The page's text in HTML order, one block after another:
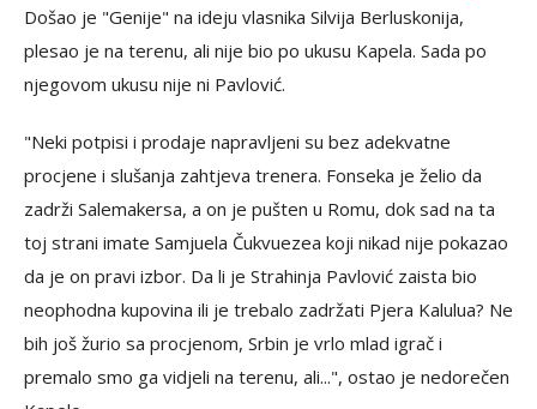
Došao je "Genije" na ideju vlasnika Silvija Berluskonija,
plesao je na terenu, ali nije bio po ukusu Kapela. Sada po
njegovom ukusu nije ni Pavlović.
"Neki potpisi i prodaje napravljeni su bez adekvatne
procjene i slušanja zahtjeva trenera. Fonseka je želio da
zadrži Salemakersa, a on je pušten u Romu, dok sad na ta
toj strani imate Samjuela Čukvuezea koji nikad nije pokazao
da je on pravi izbor. Da li je Strahinja Pavlović zaista bio
neophodna kupovina ili je trebalo zadržati Pjera Kalulua? Ne
bih još žurio sa procjenom, Srbin je vrlo mlad igrač i
premalo smo ga vidjeli na terenu, ali...", ostao je nedorečen